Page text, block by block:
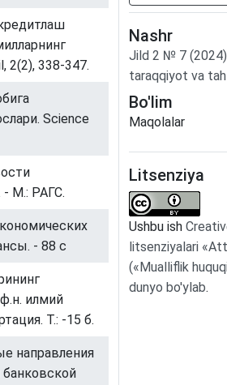
2(2), 338-347.
Science
- М.: РАГС.
- 88 с
илмий
Т.: -15 б.
направления
Nashr
Jild 2 № 7 (2024)
taraqqiyot va
Bo'lim
Maqolalar
Litsenziya
Ushbu ish
litsenziyalari
(«Mualliflik
dunyo bo'ylab.